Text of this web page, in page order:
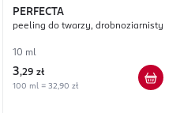
PERFECTA
peeling do twarzy, drobnoziarnisty
10 ml
3,29 zł
100 ml = 32,90 zł